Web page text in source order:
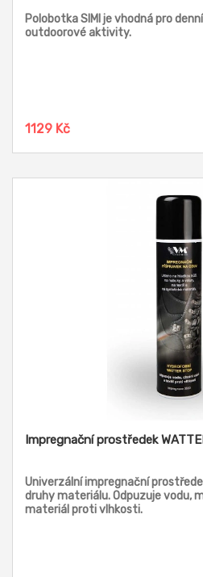
Polobotka SIMI je vhodná pro
outdoorové aktivity.
1129 Kč
Impregnační prostředek
Univerzální impregnační
druhy materiálu. Odpuzuje vodu,
materiál proti vlhkosti.